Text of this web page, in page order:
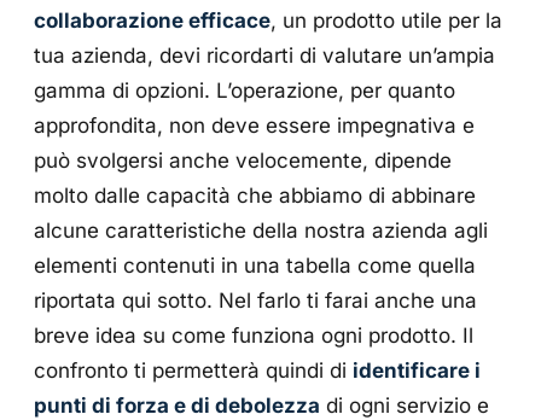
collaborazione efficace, un prodotto utile per la
tua azienda, devi ricordarti di valutare un’ampia
gamma di opzioni. L’operazione, per quanto
approfondita, non deve essere impegnativa e
può svolgersi anche velocemente, dipende
molto dalle capacità che abbiamo di abbinare
alcune caratteristiche della nostra azienda agli
elementi contenuti in una tabella come quella
riportata qui sotto. Nel farlo ti farai anche una
breve idea su come funziona ogni prodotto. Il
confronto ti permetterà quindi di identificare i
punti di forza e di debolezza di ogni servizio e